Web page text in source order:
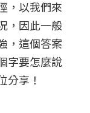
，以我們來
，因此一般
，這個答案
字要怎麼說
分享！